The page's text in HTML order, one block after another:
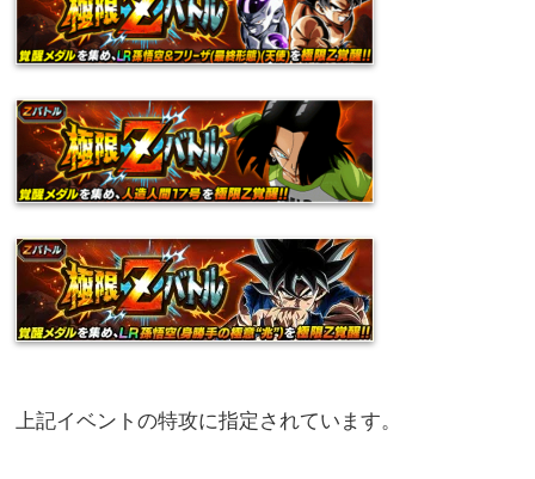
上記イベントの特攻に指定されています。